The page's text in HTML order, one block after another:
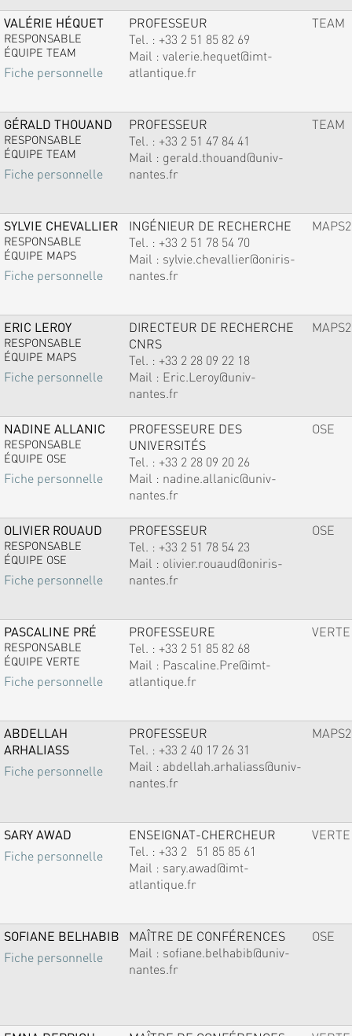
VALÉRIE HÉQUET
RESPONSABLE
ÉQUIPE TEAM
Fiche personnelle
PROFESSEUR
Tel. : +33 2 51 85 82 69
Mail : valerie.hequet@imt-
atlantique.fr
TEAM
GÉRALD THOUAND
RESPONSABLE
ÉQUIPE TEAM
Fiche personnelle
PROFESSEUR
Tel. : +33 2 51 47 84 41
Mail : gerald.thouand@univ-
nantes.fr
TEAM
SYLVIE CHEVALLIER
RESPONSABLE
ÉQUIPE MAPS
Fiche personnelle
INGÉNIEUR DE RECHERCHE
Tel. : +33 2 51 78 54 70
Mail : sylvie.chevallier@oniris-
nantes.fr
MAPS2
ERIC LEROY
RESPONSABLE
ÉQUIPE MAPS
Fiche personnelle
DIRECTEUR DE RECHERCHE
CNRS
Tel. : +33 2 28 09 22 18
Mail : Eric.Leroy@univ-
nantes.fr
MAPS2
NADINE ALLANIC
RESPONSABLE
ÉQUIPE OSE
Fiche personnelle
PROFESSEURE DES
UNIVERSITÉS
Tel. : +33 2 28 09 20 26
Mail : nadine.allanic@univ-
nantes.fr
OSE
OLIVIER ROUAUD
RESPONSABLE
ÉQUIPE OSE
Fiche personnelle
PROFESSEUR
Tel. : +33 2 51 78 54 23
Mail : olivier.rouaud@oniris-
nantes.fr
OSE
PASCALINE PRÉ
RESPONSABLE
ÉQUIPE VERTE
Fiche personnelle
PROFESSEURE
Tel. : +33 2 51 85 82 68
Mail : Pascaline.Pre@imt-
atlantique.fr
VERTE
ABDELLAH
ARHALIASS
Fiche personnelle
PROFESSEUR
Tel. : +33 2 40 17 26 31
Mail : abdellah.arhaliass@univ-
nantes.fr
MAPS2
SARY AWAD
Fiche personnelle
ENSEIGNAT-CHERCHEUR
Tel. : +33 2 51 85 85 61
Mail : sary.awad@imt-
atlantique.fr
VERTE
SOFIANE BELHABIB
Fiche personnelle
MAÎTRE DE CONFÉRENCES
Mail : sofiane.belhabib@univ-
nantes.fr
OSE